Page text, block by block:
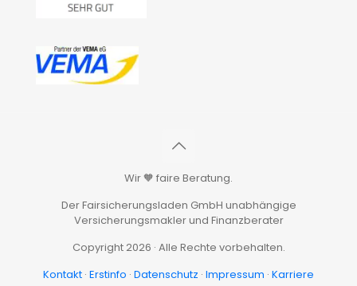
Wir 🧡 faire Beratung.
Der Fairsicherungsladen GmbH unabhängige
Versicherungsmakler und Finanzberater
Copyright 2026 · Alle Rechte vorbehalten.
Kontakt · Erstinfo · Datenschutz · Impressum · Karriere